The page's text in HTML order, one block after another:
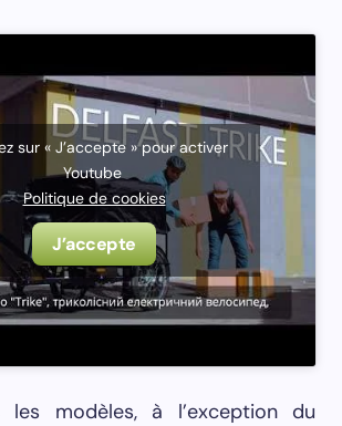
sur « J’accepte » pour activer
Youtube
Politique de cookies
J’accepte
modèles, à l’exception du